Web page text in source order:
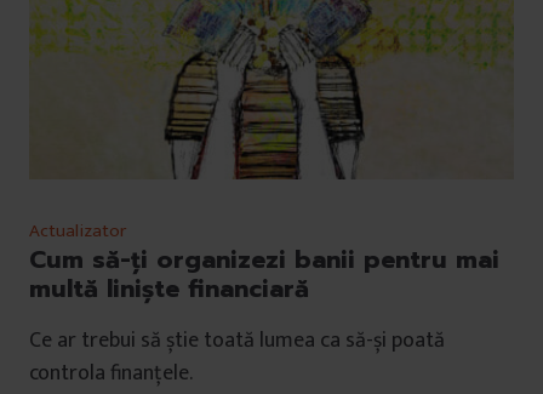
Actualizator
Cum să-ți organizezi banii pentru mai
multă liniște financiară
Ce ar trebui să știe toată lumea ca să-și poată
controla finanțele.